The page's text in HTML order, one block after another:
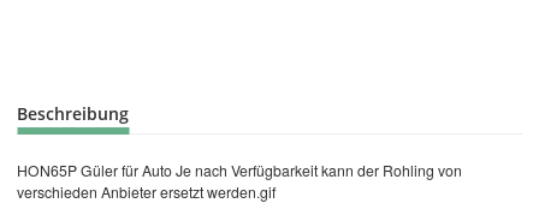
Beschreibung
HON65P Güler für Auto Je nach Verfügbarkeit kann der Rohling von
verschieden Anbieter ersetzt werden.gif